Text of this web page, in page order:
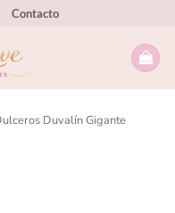
Contacto
Duvalín Gigante